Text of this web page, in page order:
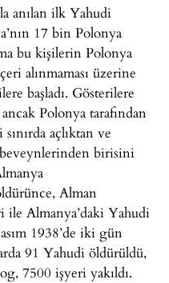
anılan ilk Yahudi
17 bin Polonya
bu kişilerin Polonya
alınmaması üzerine
başladı. Gösterilere
Polonya tarafından
açlıktan ve
birisini
Alman
ile Almanya’daki Yahudi
1938’de iki gün
91 Yahudi öldürüldü,
7500 işyeri yakıldı.